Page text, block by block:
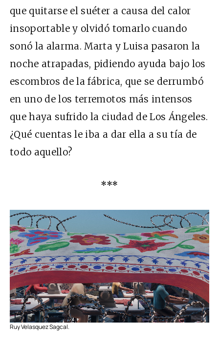
que quitarse el suéter a causa del calor
insoportable y olvidó tomarlo cuando
sonó la alarma. Marta y Luisa pasaron la
noche atrapadas, pidiendo ayuda bajo los
escombros de la fábrica, que se derrumbó
en uno de los terremotos más intensos
que haya sufrido la ciudad de Los Ángeles.
¿Qué cuentas le iba a dar ella a su tía de
todo aquello?
***
Ruy Velasquez Sagcal.